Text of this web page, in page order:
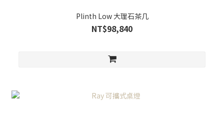
Plinth Low 大理石茶几
NT$98,840